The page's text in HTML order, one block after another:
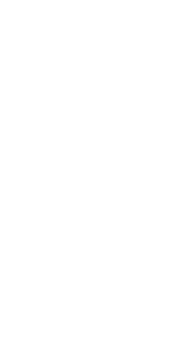
com jogos
de grama sintética com
perfeita para relaxar